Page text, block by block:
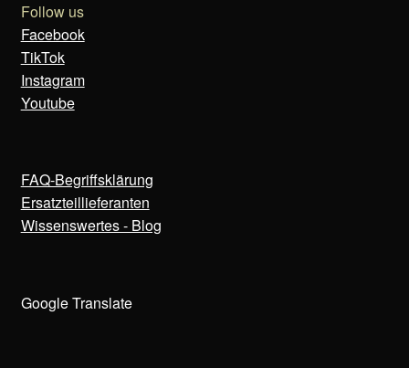
Follow us
Facebook
TikTok
Instagram
Youtube
FAQ-Begriffsklärung
Ersatzteillieferanten
Wissenswertes - Blog
Google Translate